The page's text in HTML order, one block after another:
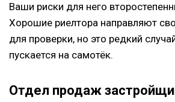
Ваши риски для него
Хорошие риелтора направляют
для проверки, но это редкий
пускается на самотёк.
Отдел продаж